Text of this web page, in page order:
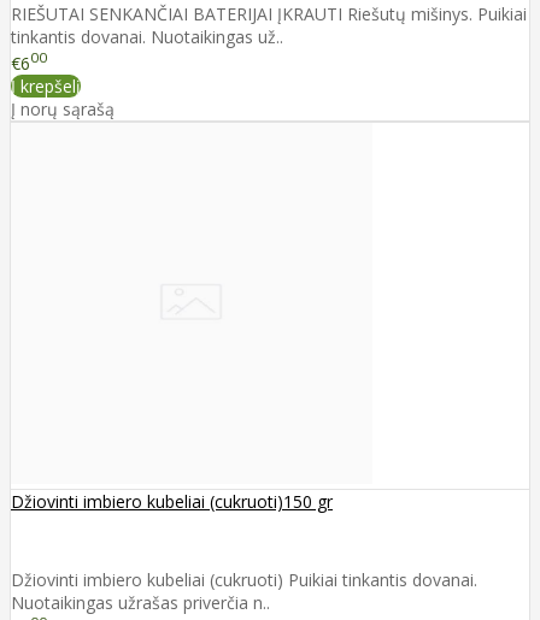
RIEŠUTAI SENKANČIAI BATERIJAI ĮKRAUTI Riešutų mišinys. Puikiai
tinkantis dovanai. Nuotaikingas už..
€600
Į krepšelį
Į norų sąrašą
Džiovinti imbiero kubeliai (cukruoti)150 gr
Džiovinti imbiero kubeliai (cukruoti) Puikiai tinkantis dovanai.
Nuotaikingas užrašas priverčia n..